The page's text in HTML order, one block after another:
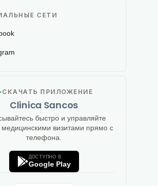
СЕТИ
СКАЧАТЬ ПРИЛОЖЕНИЕ
Clinica Sancos
быстро и управляйте
визитами прямо с
телефона.
ДОСТУПНО В
Google Play